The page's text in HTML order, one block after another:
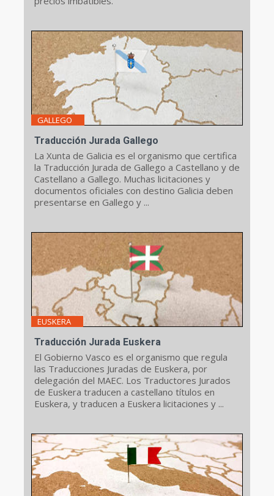
GALLEGO
Traducción Jurada Gallego
La Xunta de Galicia es el organismo que certifica
la Traducción Jurada de Gallego a Castellano y de
Castellano a Gallego. Muchas licitaciones y
documentos oficiales con destino Galicia deben
presentarse en Gallego y ...
EUSKERA
Traducción Jurada Euskera
El Gobierno Vasco es el organismo que regula
las Traducciones Juradas de Euskera, por
delegación del MAEC. Los Traductores Jurados
de Euskera traducen a castellano títulos en
Euskera, y traducen a Euskera licitaciones y ...